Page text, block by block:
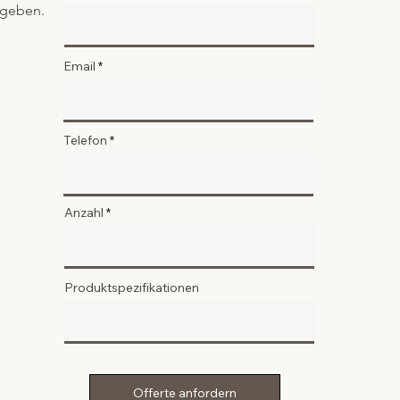
Email
Telefon
Anzahl
Produktspezifikationen
Offerte anfordern